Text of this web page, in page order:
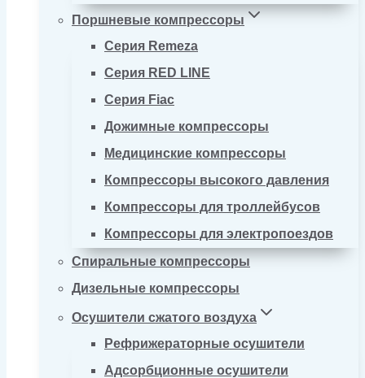
Поршневые компрессоры
Серия Remeza
Серия RED LINE
Серия Fiac
Дожимные компрессоры
Медицинские компрессоры
Компрессоры высокого давления
Компрессоры для троллейбусов
Компрессоры для электропоездов
Спиральные компрессоры
Дизельные компрессоры
Осушители сжатого воздуха
Рефрижераторные осушители
Адсорбционные осушители